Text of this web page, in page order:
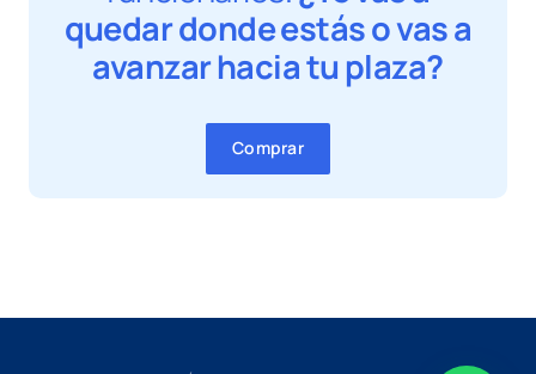
quedar donde estás o vas a
avanzar hacia tu plaza?
Comprar